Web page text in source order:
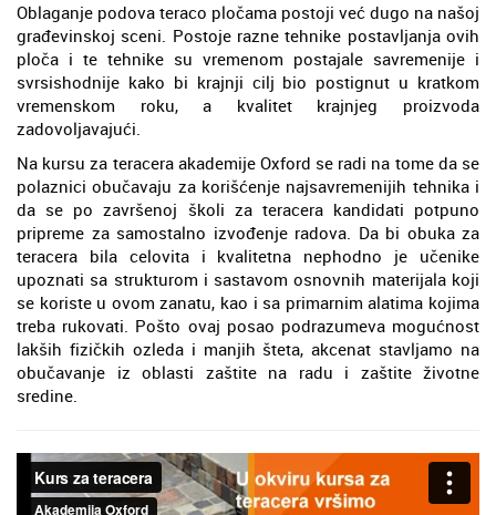
Oblaganje podova teraco pločama postoji već dugo na našoj
građevinskoj sceni. Postoje razne tehnike postavljanja ovih
ploča i te tehnike su vremenom postajale savremenije i
svrsishodnije kako bi krajnji cilj bio postignut u kratkom
vremenskom roku, a kvalitet krajnjeg proizvoda
zadovoljavajući.
Na kursu za teracera akademije Oxford se radi na tome da se
polaznici obučavaju za korišćenje najsavremenijih tehnika i
da se po završenoj školi za teracera kandidati potpuno
pripreme za samostalno izvođenje radova. Da bi obuka za
teracera bila celovita i kvalitetna nephodno je učenike
upoznati sa strukturom i sastavom osnovnih materijala koji
se koriste u ovom zanatu, kao i sa primarnim alatima kojima
treba rukovati. Pošto ovaj posao podrazumeva mogućnost
lakših fizičkih ozleda i manjih šteta, akcenat stavljamo na
obučavanje iz oblasti zaštite na radu i zaštite životne
sredine.